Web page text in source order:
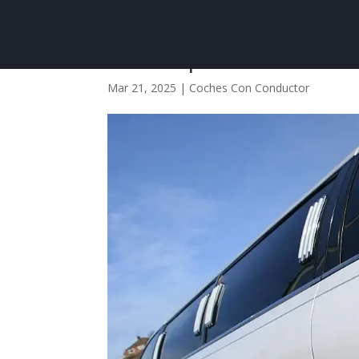
Mar 21, 2025 | Coches Con Conductor